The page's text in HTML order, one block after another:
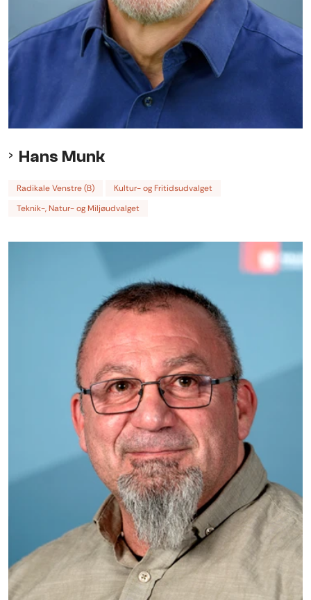
Hans Munk
Radikale Venstre (B)
Kultur- og Fritidsudvalget
Teknik-, Natur- og Miljøudvalget